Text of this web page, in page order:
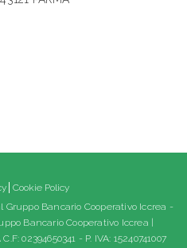
Cookie Policy
Gruppo Bancario Cooperativo Iccrea -
Bancario Cooperativo Iccrea |
02394650341 - P. IVA: 15240741007